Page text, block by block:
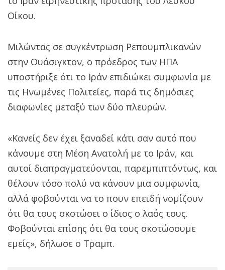
Οίκου.
Μιλώντας σε συγκέντρωση Ρεπουμπλικανών
στην Ουάσιγκτον, ο πρόεδρος των ΗΠΑ
υποστήριξε ότι το Ιράν επιδιώκει συμφωνία με
τις Ηνωμένες Πολιτείες, παρά τις δημόσιες
διαφωνίες μεταξύ των δύο πλευρών.
«Κανείς δεν έχει ξαναδεί κάτι σαν αυτό που
κάνουμε στη Μέση Ανατολή με το Ιράν, και
αυτοί διαπραγματεύονται, παρεμπιπτόντως, και
θέλουν τόσο πολύ να κάνουν μια συμφωνία,
αλλά φοβούνται να το πουν επειδή νομίζουν
ότι θα τους σκοτώσει ο ίδιος ο λαός τους.
Φοβούνται επίσης ότι θα τους σκοτώσουμε
εμείς», δήλωσε ο Τραμπ.